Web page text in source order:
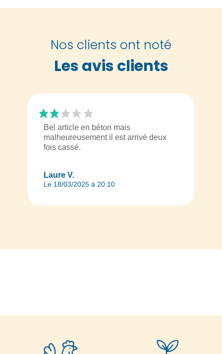
Nos clients ont noté
Les avis clients
Laure V.
Le 18/03/2025 à 20:10
Bel article en béton mais
malheureusement il est arrivé deux
fois cassé.